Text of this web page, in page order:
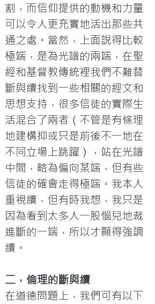
割，而信仰提供的動機和力量
可以令人更充實地活出那些共
通之處。當然，上面說得比較
極端，是為光譜的兩端，在聖
經和基督教傳統裡我們不難替
斷與續找到一些相關的經文和
思想支持，很多信徒的實際生
活混合了兩者（不管是有條理
地建構抑或只是前後不一地在
不同立場上跳躍），站在光譜
中間，略為偏向某端，但有些
信徒的確會走得極端。我本人
重視續，但有時我想，我只是
因為看到太多人一股惱兒地裁
進斷的一端，所以才顯得強調
續。
二，倫理的斷與續
在道德問題上，我們可有以下